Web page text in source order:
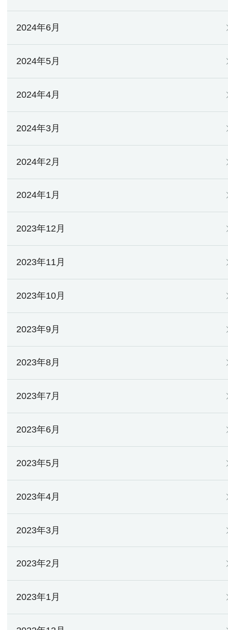
2024年6月
2024年5月
2024年4月
2024年3月
2024年2月
2024年1月
2023年12月
2023年11月
2023年10月
2023年9月
2023年8月
2023年7月
2023年6月
2023年5月
2023年4月
2023年3月
2023年2月
2023年1月